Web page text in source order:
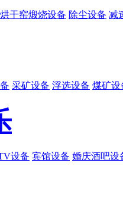
烘干窑煅烧设备 除尘设备 减
采矿设备 浮选设备 煤矿设
设备 宾馆设备 婚庆酒吧设